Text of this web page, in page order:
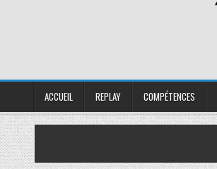
ACCUEIL REPLAY COMPÉTENCES